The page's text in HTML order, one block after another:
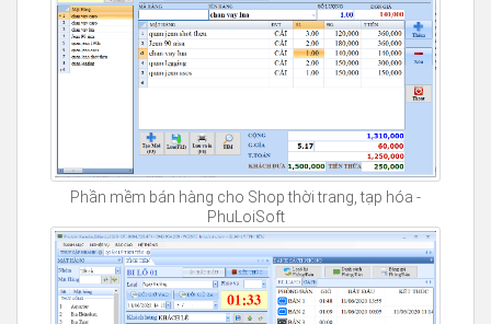
Phần mềm bán hàng cho Shop thời trang, tạp hóa -
PhuLoiSoft